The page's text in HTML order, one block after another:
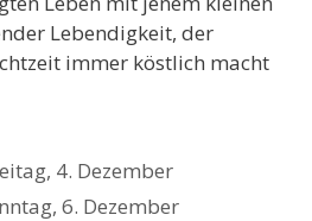
Lebendigkeit, der
immer köstlich macht
4. Dezember
6. Dezember